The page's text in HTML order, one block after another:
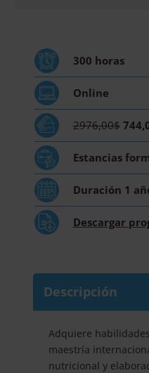
Elaboración
Menús
Diploma
por
de
Haya
300 horas
Online
2976,00$
Estancias
Duración 1
Descargar
Descripción
Adquiere
maestría
nutricional y